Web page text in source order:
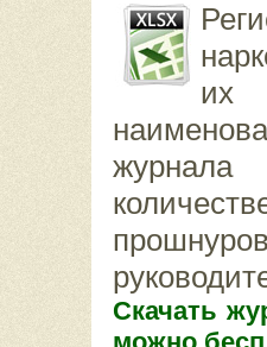
их
журнала
Скачать